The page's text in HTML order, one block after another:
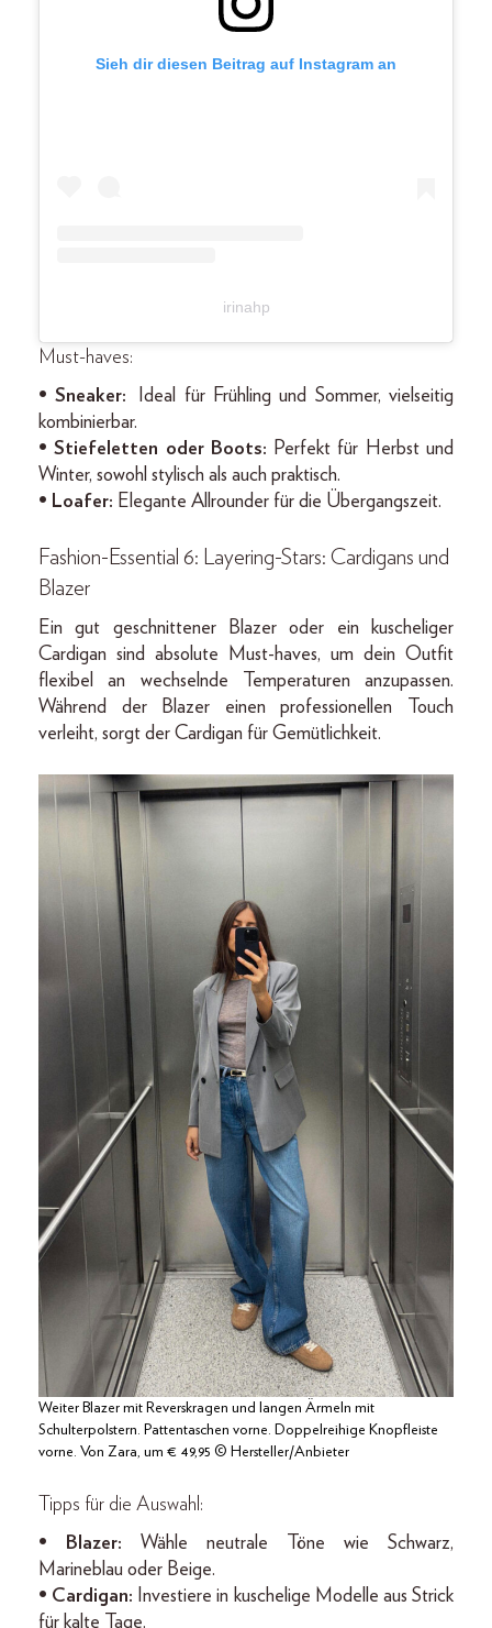
Sieh dir diesen Beitrag auf Instagram an
irinahp
Must-haves:
• Sneaker:
Ideal für Frühling und Sommer, vielseitig
kombinierbar.
• Stiefeletten oder Boots: Perfekt für Herbst und
Winter, sowohl stylisch als auch praktisch.
• Loafer: Elegante Allrounder für die Übergangszeit.
Fashion-Essential 6: Layering-Stars: Cardigans und
Blazer
Ein gut geschnittener Blazer oder ein kuscheliger
Cardigan sind absolute Must-haves, um dein Outfit
flexibel an wechselnde Temperaturen anzupassen.
Während der Blazer einen professionellen Touch
verleiht, sorgt der Cardigan für Gemütlichkeit.
Weiter Blazer mit Reverskragen und langen Ärmeln mit
Schulterpolstern. Pattentaschen vorne. Doppelreihige Knopfleiste
vorne. Von Zara, um € 49,95 © Hersteller/Anbieter
Tipps für die Auswahl:
• Blazer: Wähle neutrale Töne wie Schwarz,
Marineblau oder Beige.
• Cardigan: Investiere in kuschelige Modelle aus Strick
für kalte Tage.